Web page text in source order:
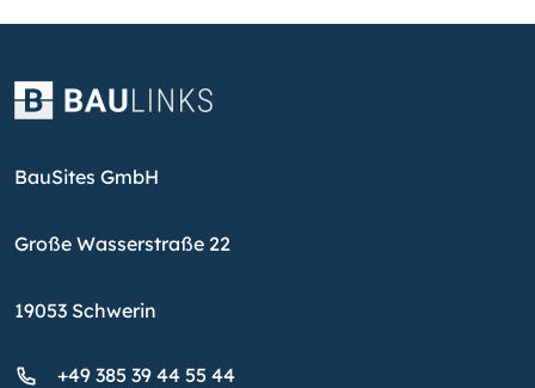
BauSites GmbH
Große Wasserstraße 22
19053 Schwerin
+49 385 39 44 55 44